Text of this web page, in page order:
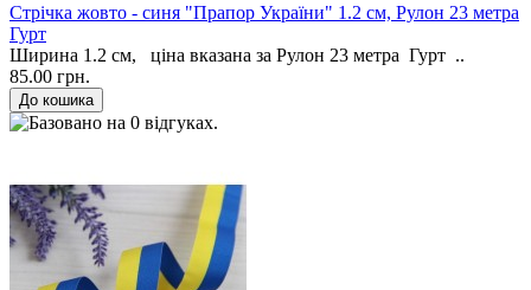
Стрічка жовто - синя "Прапор України" 1.2 см, Рулон 23 метра
Гурт
Ширина 1.2 см, ціна вказана за Рулон 23 метра Гурт ..
85.00 грн.